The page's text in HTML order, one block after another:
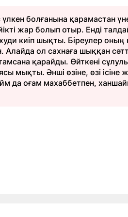
болғанына қарамастан
жар болып отыр. Енді
киіп шықты. Біреулер оның
ол сахнаға шыққан
қарайды. Өйткені
мықты. Әнші өзіне, өзі ісіне
да оғам махаббетпен,